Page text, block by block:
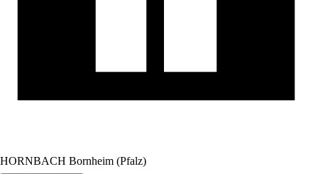
HORNBACH Bornheim (Pfalz)